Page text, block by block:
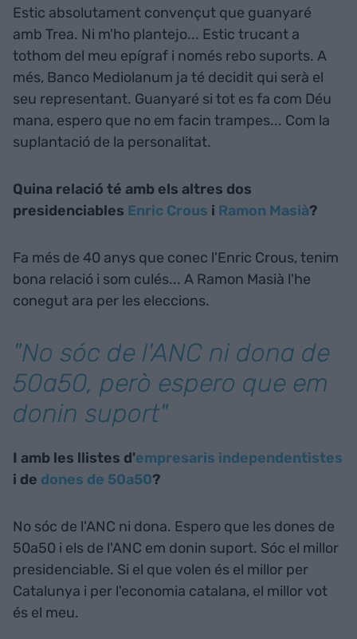
Estic absolutament convençut que guanyaré
amb Trea. Ni m'ho plantejo... Estic trucant a
tothom del meu epígraf i només rebo suports. A
més, Banco Mediolanum ja té decidit qui serà el
seu representant. Guanyaré si tot es fa com Déu
mana, espero que no em facin trampes... Com la
suplantació de la personalitat.
Quina relació té amb els altres dos
presidenciables Enric Crous i Ramon Masià?
Fa més de 40 anys que conec l'Enric Crous, tenim
bona relació i som culés... A Ramon Masià l'he
conegut ara per les eleccions.
"No sóc de l'ANC ni dona de
50a50, però espero que em
donin suport"
I amb les llistes d'empresaris independentistes
i de dones de 50a50?
No sóc de l'ANC ni dona. Espero que les dones de
50a50 i els de l'ANC em donin suport. Sóc el millor
presidenciable. Si el que volen és el millor per
Catalunya i per l'economia catalana, el millor vot
és el meu.